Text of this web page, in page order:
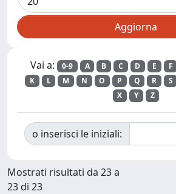
Vai a: 0-9 A B C D E F
K
L M N O P Q R S
X
Y Z
o inserisci le iniziali:
Mostrati risultati da 23 a
23 di 23